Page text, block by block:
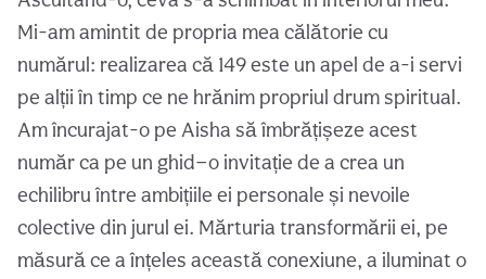
Mi-am amintit de propria mea călătorie cu
numărul: realizarea că 149 este un apel de a-i servi
pe alții în timp ce ne hrănim propriul drum spiritual.
Am încurajat-o pe Aisha să îmbrățișeze acest
număr ca pe un ghid—o invitație de a crea un
echilibru între ambițiile ei personale și nevoile
colective din jurul ei. Mărturia transformării ei, pe
măsură ce a înțeles această conexiune, a iluminat o